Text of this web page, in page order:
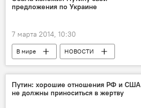
предложения по Украине
7 марта 2014, 10:30
В мире НОВОСТИ
Путин: хорошие отношения РФ и США
не должны приноситься в жертву